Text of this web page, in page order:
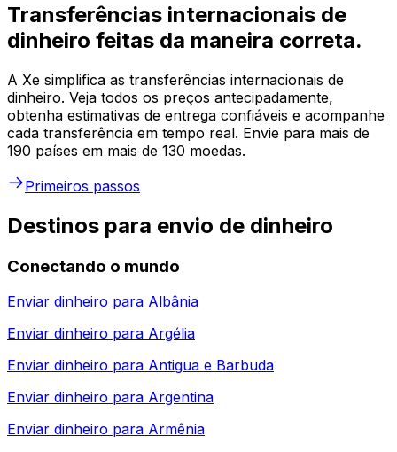
Transferências internacionais de
dinheiro feitas da maneira correta.
A Xe simplifica as transferências internacionais de
dinheiro. Veja todos os preços antecipadamente,
obtenha estimativas de entrega confiáveis e acompanhe
cada transferência em tempo real. Envie para mais de
190 países em mais de 130 moedas.
Primeiros passos
Destinos para envio de dinheiro
Conectando o mundo
Enviar dinheiro para Albânia
Enviar dinheiro para Argélia
Enviar dinheiro para Antigua e Barbuda
Enviar dinheiro para Argentina
Enviar dinheiro para Armênia